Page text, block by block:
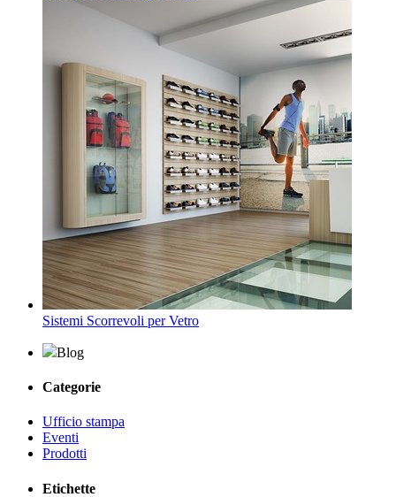
Sistemi Scorrevoli per Vetro
Blog
Categorie
Ufficio stampa
Eventi
Prodotti
Etichette